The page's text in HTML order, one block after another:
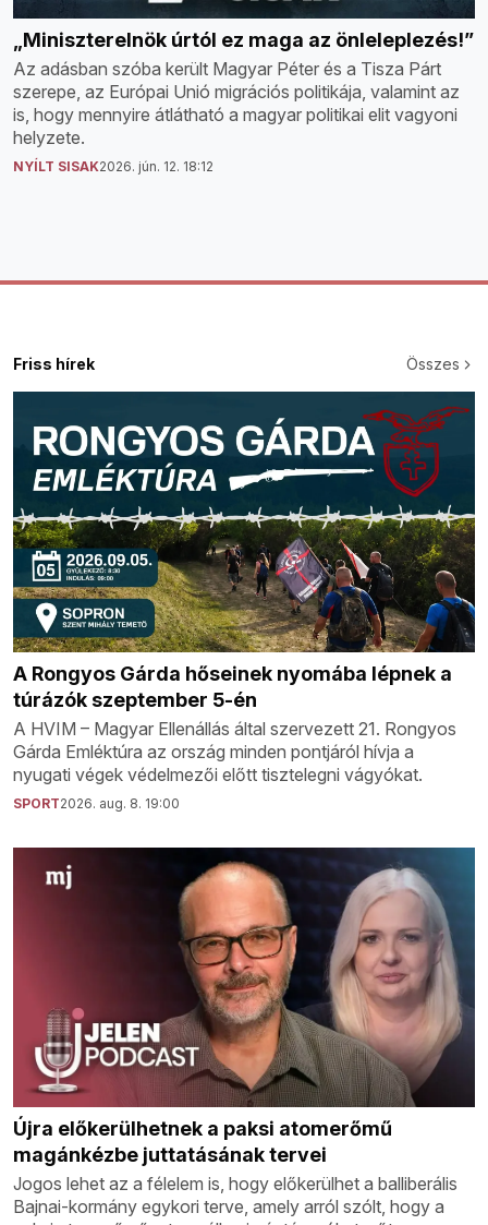
„Miniszterelnök úrtól ez maga az önleleplezés!”
Az adásban szóba került Magyar Péter és a Tisza Párt
szerepe, az Európai Unió migrációs politikája, valamint az
is, hogy mennyire átlátható a magyar politikai elit vagyoni
helyzete.
NYÍLT SISAK2026. jún. 12. 18:12
Friss hírek Összes
A Rongyos Gárda hőseinek nyomába lépnek a
túrázók szeptember 5-én
A HVIM – Magyar Ellenállás által szervezett 21. Rongyos
Gárda Emléktúra az ország minden pontjáról hívja a
nyugati végek védelmezői előtt tisztelegni vágyókat.
SPORT2026. aug. 8. 19:00
Újra előkerülhetnek a paksi atomerőmű
magánkézbe juttatásának tervei
Jogos lehet az a félelem is, hogy előkerülhet a balliberális
Bajnai-kormány egykori terve, amely arról szólt, hogy a